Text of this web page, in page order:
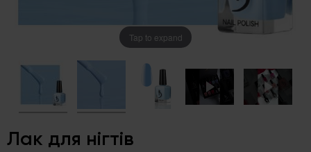
Tap to expand
Лак для нігтів